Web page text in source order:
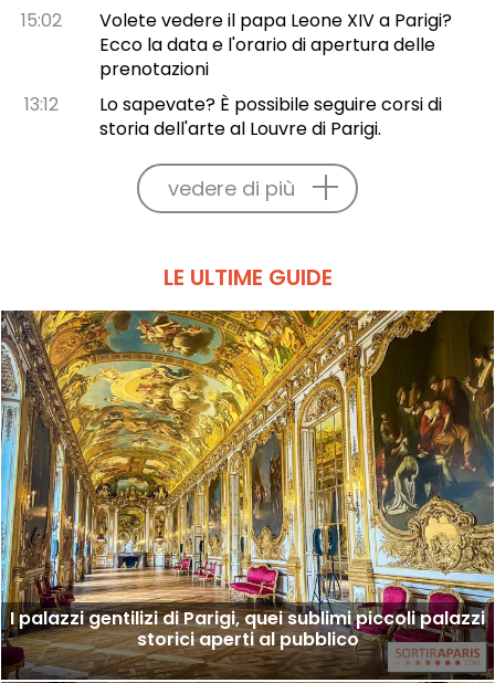
15:02
Volete vedere il papa Leone XIV a Parigi?
Ecco la data e l'orario di apertura delle
prenotazioni
13:12
Lo sapevate? È possibile seguire corsi di
storia dell'arte al Louvre di Parigi.
vedere di più
LE ULTIME GUIDE
I palazzi gentilizi di Parigi, quei sublimi piccoli palazzi
storici aperti al pubblico